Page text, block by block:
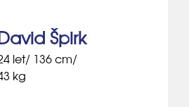
Špirk
let/ 136 cm/
kg